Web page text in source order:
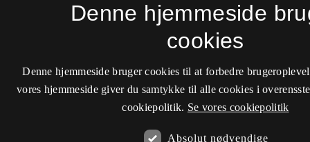
Denne hjemmeside
cookies
Denne hjemmeside bruger cookies til at forbedre
vores hjemmeside giver du samtykke til alle cookies i
cookiepolitik. Se vores cookiepolitik
Absolut nødvendige